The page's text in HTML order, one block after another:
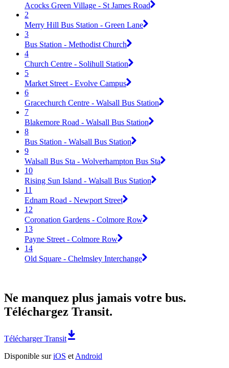
Acocks Green Village - St James Road
2
Merry Hill Bus Station - Green Lane
3
Bus Station - Methodist Church
4
Church Centre - Solihull Station
5
Market Street - Evolve Campus
6
Gracechurch Centre - Walsall Bus Station
7
Blakemore Road - Walsall Bus Station
8
Bus Station - Walsall Bus Station
9
Walsall Bus Sta - Wolverhampton Bus Sta
10
Rising Sun Island - Walsall Bus Station
11
Ednam Road - Newport Street
12
Coronation Gardens - Colmore Row
13
Payne Street - Colmore Row
14
Old Square - Chelmsley Interchange
Ne manquez plus jamais votre bus.
Téléchargez Transit.
Télécharger Transit
Disponible suriOS et Android